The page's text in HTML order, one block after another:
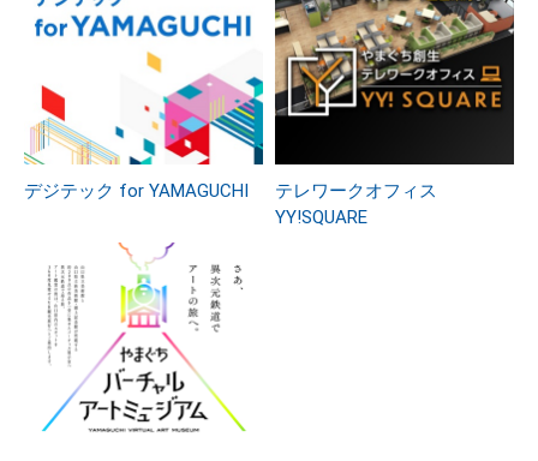
デジテック for YAMAGUCHI
テレワークオフィス
YY!SQUARE